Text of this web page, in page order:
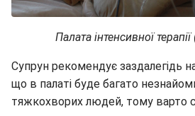
Палата інтенсивної
Супрун рекомендує заздалегідь
що в палаті буде багато
тяжкохворих людей, тому варто